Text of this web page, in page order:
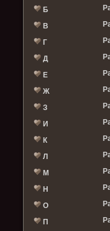
Б
В
Г
Д
Е
Ж
З
И
К
Л
М
Н
О
П